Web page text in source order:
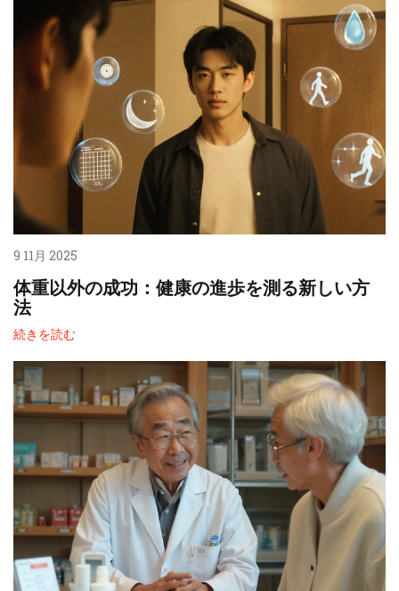
9 11月 2025
体重以外の成功：健康の進歩を測る新しい方
法
続きを読む